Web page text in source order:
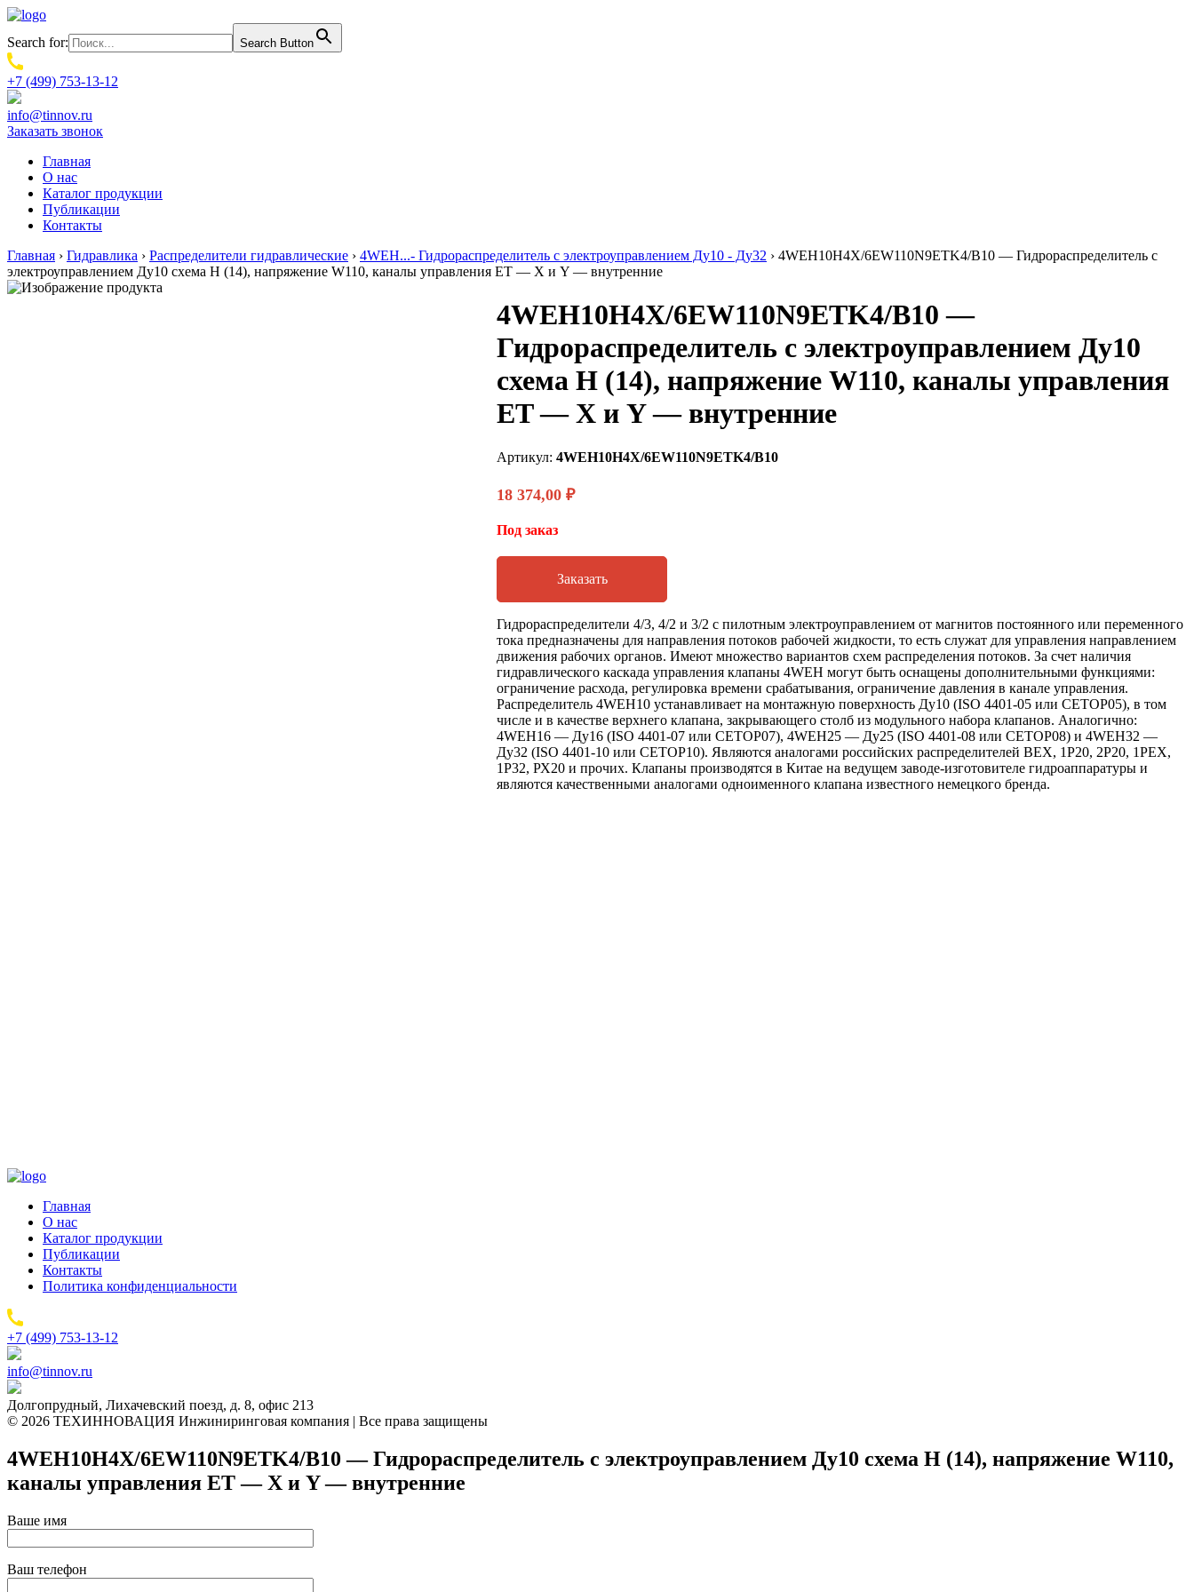
Search for: Search Button
+7 (499) 753-13-12
info@tinnov.ru
Заказать звонок
Главная
О нас
Каталог продукции
Публикации
Контакты
Главная › Гидравлика › Распределители гидравлические › 4WEH...- Гидрораспределитель с электроуправлением Ду10 - Ду32 › 4WEH10H4X/6EW110N9ETK4/B10 — Гидрораспределитель с
электроуправлением Ду10 схема H (14), напряжение W110, каналы управления ET — X и Y — внутренние
4WEH10H4X/6EW110N9ETK4/B10 —
Гидрораспределитель с электроуправлением Ду10
схема H (14), напряжение W110, каналы управления
ET — X и Y — внутренние
Артикул:4WEH10H4X/6EW110N9ETK4/B10
18 374,00₽
Под заказ
Заказать
Гидрораспределители 4/3, 4/2 и 3/2 с пилотным электроуправлением от магнитов постоянного или переменного
тока предназначены для направления потоков рабочей жидкости, то есть служат для управления направлением
движения рабочих органов. Имеют множество вариантов схем распределения потоков. За счет наличия
гидравлического каскада управления клапаны 4WEH могут быть оснащены дополнительными функциями:
ограничение расхода, регулировка времени срабатывания, ограничение давления в канале управления.
Распределитель 4WEH10 устанавливает на монтажную поверхность Ду10 (ISO 4401-05 или CETOP05), в том
числе и в качестве верхнего клапана, закрывающего столб из модульного набора клапанов. Аналогично:
4WEH16 — Ду16 (ISO 4401-07 или CETOP07), 4WEH25 — Ду25 (ISO 4401-08 или CETOP08) и 4WEH32 —
Ду32 (ISO 4401-10 или CETOP10). Являются аналогами российских распределителей ВЕХ, 1Р20, 2Р20, 1РЕХ,
1Р32, РХ20 и прочих. Клапаны производятся в Китае на ведущем заводе-изготовителе гидроаппаратуры и
являются качественными аналогами одноименного клапана известного немецкого бренда.
Главная
О нас
Каталог продукции
Публикации
Контакты
Политика конфиденциальности
+7 (499) 753-13-12
info@tinnov.ru
Долгопрудный, Лихачевский поезд, д. 8, офис 213
© 2026 ТЕХИННОВАЦИЯ Инжиниринговая компания | Все права защищены
4WEH10H4X/6EW110N9ETK4/B10 — Гидрораспределитель с электроуправлением Ду10 схема H (14), напряжение W110,
каналы управления ET — X и Y — внутренние
Ваше имя
Ваш телефон